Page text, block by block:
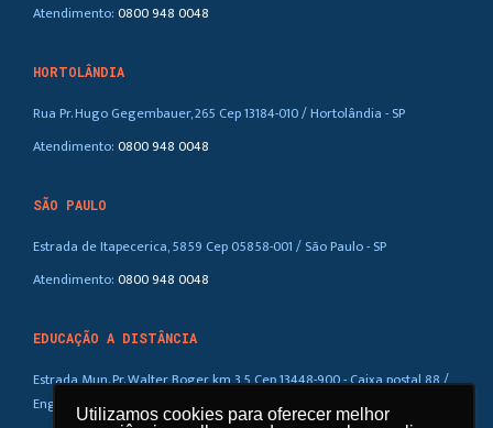
Utilizamos cookies para oferecer melhor
Utilizamos cookies para oferecer melhor
Atendimento:0800 948 0048
HORTOLÂNDIA
Rua Pr. Hugo Gegembauer, 265 Cep 13184-010 / Hortolândia - SP
Atendimento:0800 948 0048
SÃO PAULO
Estrada de Itapecerica, 5859 Cep 05858-001 / São Paulo - SP
Atendimento:0800 948 0048
EDUCAÇÃO A DISTÂNCIA
Estrada Mun. Pr. Walter Boger, km 3,5 Cep 13448-900 - Caixa postal 88 /
Eng. Coelho – SP